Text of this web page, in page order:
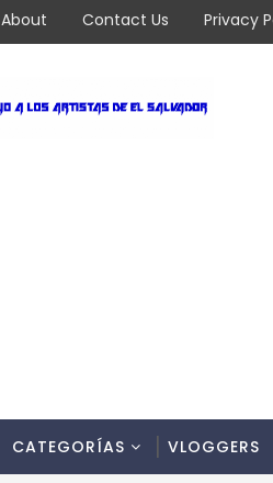
About Contact Us Privacy
CATEGORÍAS VLOGGERS